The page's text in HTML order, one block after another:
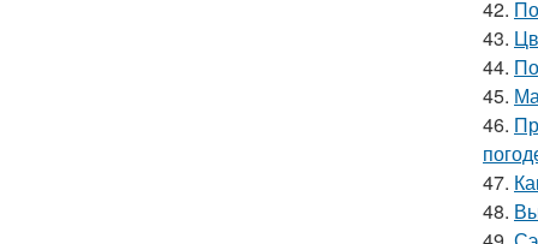
42.
43.
44.
45.
46.
47.
48.